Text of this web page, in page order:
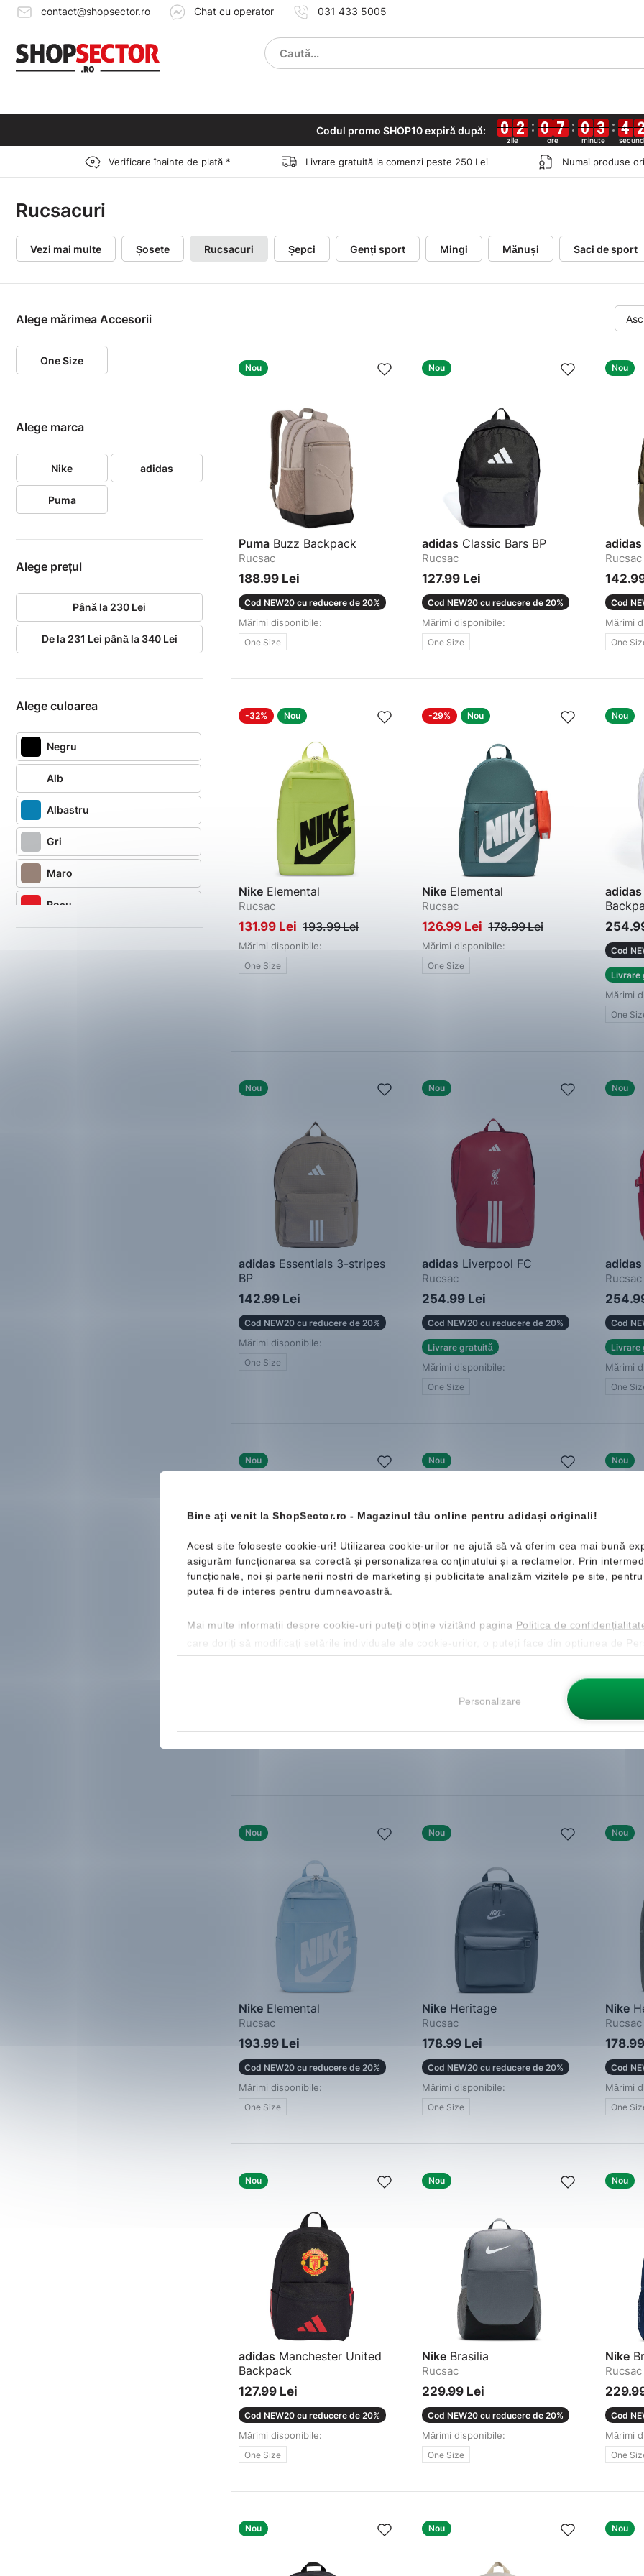
Bine ați venit la ShopSector.ro - Magazinul tâu online pentru adidași originali!
Acest site folosește cookie-uri! Utilizarea cookie-urilor ne ajută să vă oferim cea mai bună
asigurăm funcționarea sa corectă și personalizarea conținutului și a reclamelor. Prin
funcționale, noi și partenerii noștri de marketing și publicitate analizăm vizitele pe site,
putea fi de interes pentru dumneavoastră.
Mai multe informații despre cookie-uri puteți obține vizitând pagina Politica de
care doriți să modificați setările individuale ale cookie-urilor, o puteți face din opțiunea de
Personalizare
contact@shopsector.ro Chat cu operator 031 433 5005
Codul promo SHOP10 expiră după: 0
0
0
0 2
2
2
2 0
0
0
0 7
7
7
7 0
0
0
0 3
3
3
3 4
4
4
4
Verificare înainte de plată * Livrare gratuită la comenzi peste 250 Lei Numai produse
Rucsacuri
Vezi mai multe Șosete Rucsacuri Șepci Genți sport Mingi Mănuși Saci de sport
Alege mărimea Accesorii
One Size
Alege marca
Nike adidas
Puma
Alege prețul
Până la 230 Lei
De la 231 Lei până la 340 Lei
Alege culoarea
Negru
Alb
Albastru
Gri
Maro
Roșu
Nou
Puma Buzz Backpack
Rucsac
188.99 Lei
Cod NEW20 cu reducere de 20%
Mărimi disponibile:
One Size
Nou
adidas Classic Bars BP
Rucsac
127.99 Lei
Cod NEW20 cu reducere de 20%
Mărimi disponibile:
One Size
Nou
adidas
Rucsac
Cod
Mărimi
One
-32% Nou
Nike Elemental
Rucsac
131.99 Lei 193.99 Lei
Mărimi disponibile:
One Size
-29% Nou
Nike Elemental
Rucsac
126.99 Lei 178.99 Lei
Mărimi disponibile:
One Size
Nou
adidas
Rucsac
Cod
Livrare
Mărimi
One
Nou
adidas Essentials 3-stripes
BP
Rucsac
142.99 Lei
Cod NEW20 cu reducere de 20%
Mărimi disponibile:
One Size
Nou
adidas Liverpool FC
Rucsac
254.99 Lei
Cod NEW20 cu reducere de 20%
Livrare gratuită
Mărimi disponibile:
One Size
Nou
adidas
Rucsac
Cod
Livrare
Mărimi
One
Nou
adidas Classic Bars 3S
One Size
Nou
adidas Classic Bars BP
Cod NEW20 cu reducere de 20%
One Size
Nou
adidas
Cod
One
Nou
Nike Elemental
Rucsac
193.99 Lei
Cod NEW20 cu reducere de 20%
Mărimi disponibile:
One Size
Nou
Nike Heritage
Rucsac
178.99 Lei
Cod NEW20 cu reducere de 20%
Mărimi disponibile:
One Size
Nou
Nike
Rucsac
Cod
Mărimi
One
Nou
adidas Manchester United
Backpack
Rucsac
127.99 Lei
Cod NEW20 cu reducere de 20%
Mărimi disponibile:
One Size
Nou
Nike Brasilia
Rucsac
229.99 Lei
Cod NEW20 cu reducere de 20%
Mărimi disponibile:
One Size
Nou
Nike
Rucsac
Cod
Mărimi
One
Nou Nou Nou